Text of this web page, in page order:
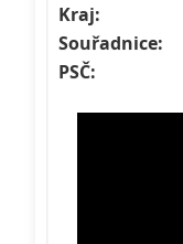
Kraj:
Souřadnice:
PSČ: